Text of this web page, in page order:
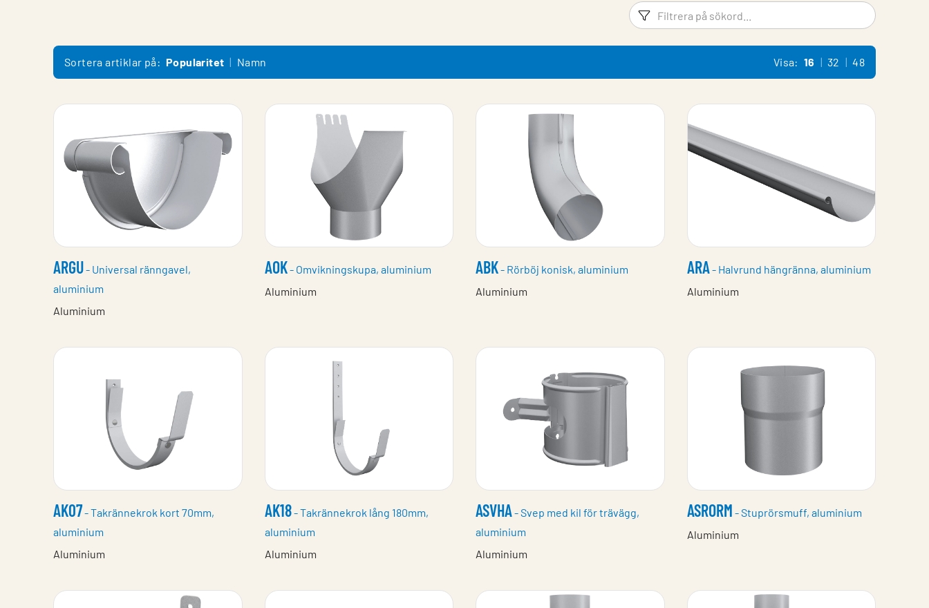
Filtreringsord Filtrera
Sortera artiklar på: Popularitet Namn Visa: 16 32 48
ARGU- Universal ränngavel,
aluminium
Aluminium
AOK- Omvikningskupa, aluminium
Aluminium
ABK- Rörböj konisk, aluminium
Aluminium
ARA- Halvrund hängränna, aluminium
Aluminium
AK07- Takrännekrok kort 70mm,
aluminium
Aluminium
AK18- Takrännekrok lång 180mm,
aluminium
Aluminium
ASVHA- Svep med kil för trävägg,
aluminium
Aluminium
ASRORM - Stuprörsmuff, aluminium
Aluminium